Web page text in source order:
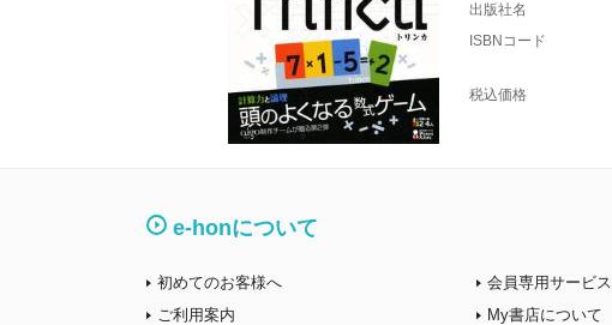
出版社名
ISBNコード
税込価格
e-honについて
初めてのお客様へ
ご利用案内
会員専用サービス
My書店について